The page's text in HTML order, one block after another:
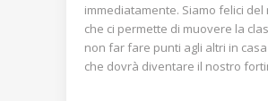
immediatamente. Siamo felici del
che ci permette di muovere la
non far fare punti agli altri in
che dovrà diventare il nostro